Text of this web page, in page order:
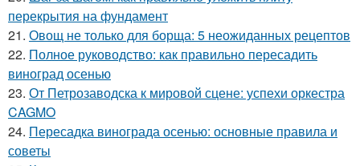
перекрытия на фундамент
21. Овощ не только для борща: 5 неожиданных рецептов
22. Полное руководство: как правильно пересадить
виноград осенью
23. От Петрозаводска к мировой сцене: успехи оркестра
CAGMO
24. Пересадка винограда осенью: основные правила и
советы